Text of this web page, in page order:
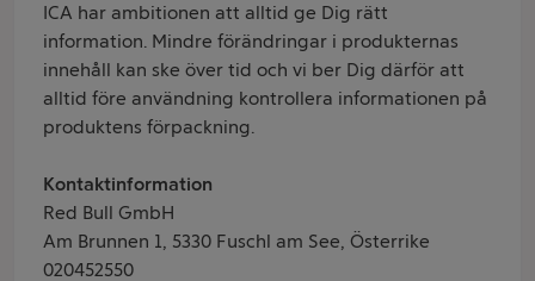
ICA har ambitionen att alltid ge Dig rätt
information. Mindre förändringar i produkternas
innehåll kan ske över tid och vi ber Dig därför att
alltid före användning kontrollera informationen på
produktens förpackning.
Kontaktinformation
Red Bull GmbH
Am Brunnen 1, 5330 Fuschl am See, Österrike
020452550